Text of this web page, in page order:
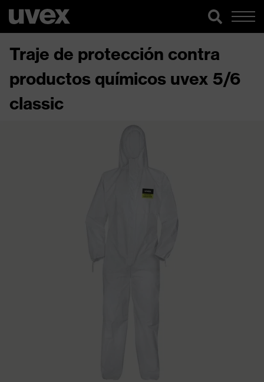
Traje de protección contra
productos químicos uvex 5/6
classic